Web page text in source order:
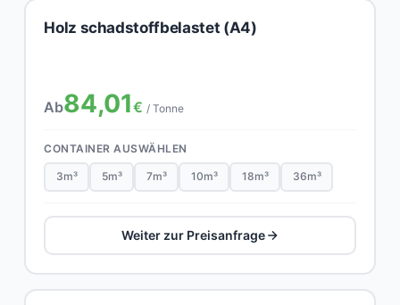
Holz schadstoffbelastet (A4)
Ab84,01€ / Tonne
CONTAINER AUSWÄHLEN
3m³ 5m³ 7m³ 10m³ 18m³ 36m³
Weiter zur Preisanfrage